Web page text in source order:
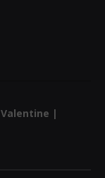
Valentine |